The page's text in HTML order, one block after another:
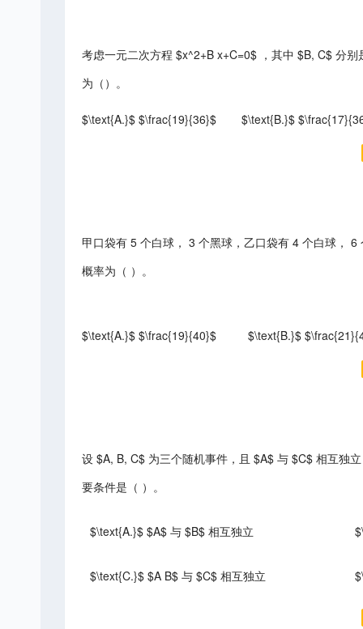
考虑一元二次方程 $x^2+B x+C=0$ ，其中 $B, C$ 分
为（）。
$\text{A.}$ $\frac{19}{36}$ $\text{B.}$
甲口袋有 5 个白球， 3 个黑球，乙口袋有 4 个白球，
概率为（ ）。
$\text{A.}$ $\frac{19}{40}$ $\text{B.}$
设 $A, B, C$ 为三个随机事件，且 $A$ 与 $C$ 相互独
要条件是（ ）。
$\text{A.}$ $A$ 与 $B$ 相互独立
$\text{C.}$ $A B$ 与 $C$ 相互独立